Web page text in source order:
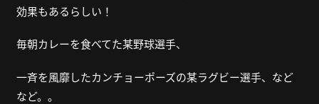
効果もあるらしい！
毎朝カレーを食べてた某野球選手、
一斉を風靡したカンチョーポーズの某ラグビー選手、など
など。。